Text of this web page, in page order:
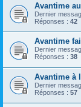
Avantime
Dernier
Réponses : 42
Avantime
Dernier
Réponses : 38
Avantime à
Dernier
Réponses : 57